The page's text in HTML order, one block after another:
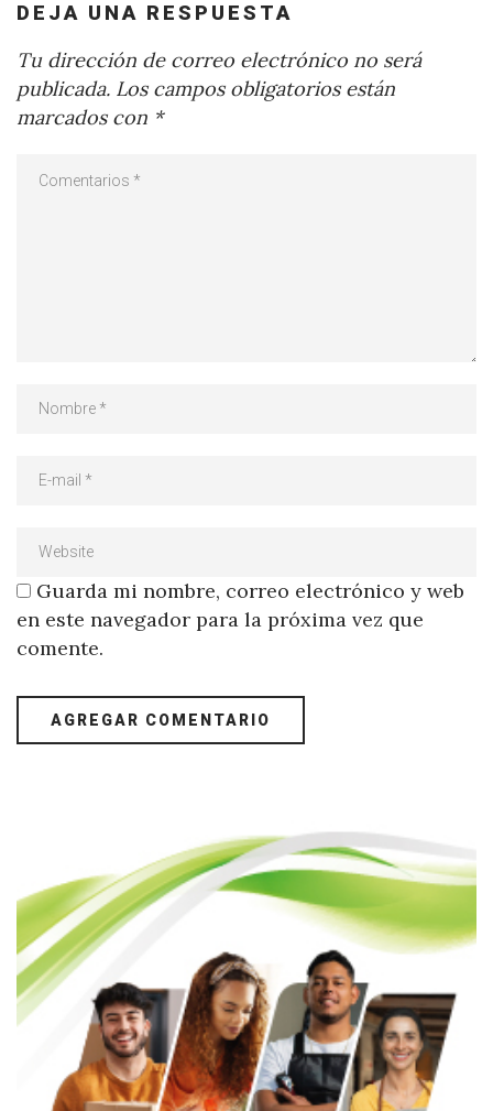
DEJA UNA RESPUESTA
Tu dirección de correo electrónico no será
publicada. Los campos obligatorios están
marcados con *
Guarda mi nombre, correo electrónico y web
en este navegador para la próxima vez que
comente.